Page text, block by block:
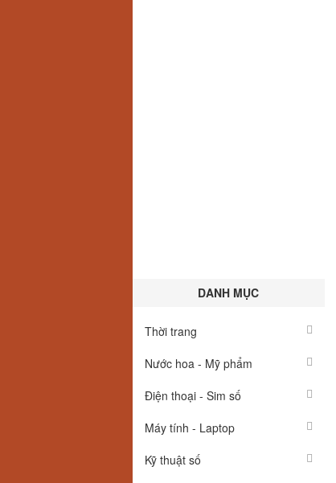
DANH MỤC
Thời trang
Nước hoa - Mỹ phẩm
Điện thoại - Sim số
Máy tính - Laptop
Kỹ thuật số